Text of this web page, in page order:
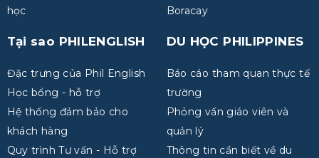
học
Tại sao PHILENGLISH
Đặc trưng của Phil English
Học bổng - hỗ trợ
Hệ thống đảm bảo cho
khách hàng
Quy trình Tư vấn - Hỗ trợ
Boracay
DU HỌC PHILIPPINES
Báo cáo tham quan thực tế
trường
Phỏng vấn giáo viên và
quản lý
Thông tin cần biết về du